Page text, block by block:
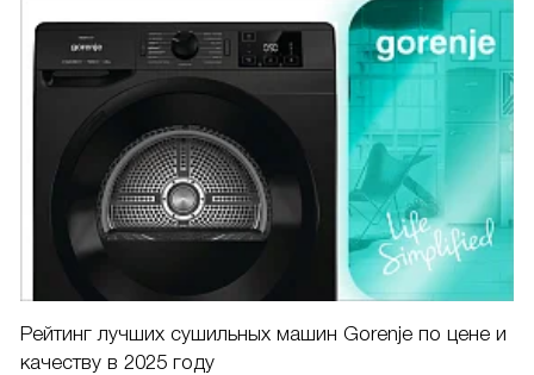
Рейтинг лучших сушильных машин Gorenje по цене и
качеству в 2025 году